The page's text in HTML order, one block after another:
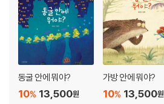
동굴 안에 뭐야?
13,500원
10%
가방 안에 뭐야?
13,500원
10%